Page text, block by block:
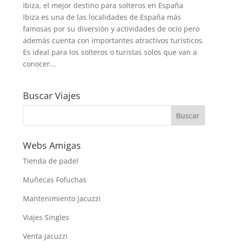
Ibiza, el mejor destino para solteros en España
Ibiza es una de las localidades de España más
famosas por su diversión y actividades de ocio pero
además cuenta con importantes atractivos turísticos.
Es ideal para los solteros o turistas solos que van a
conocer...
Buscar Viajes
Webs Amigas
Tienda de padel
Muñecas Fofuchas
Mantenimiento Jacuzzi
Viajes Singles
Venta Jacuzzi